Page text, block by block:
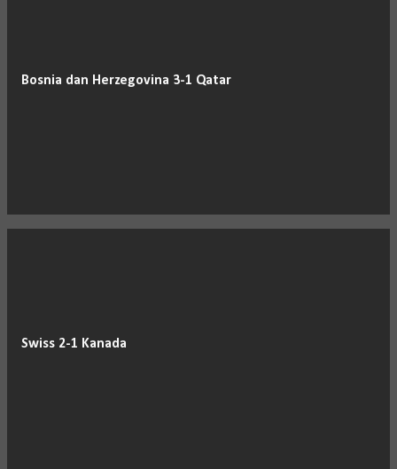
Bosnia dan Herzegovina 3-1 Qatar
Swiss 2-1 Kanada